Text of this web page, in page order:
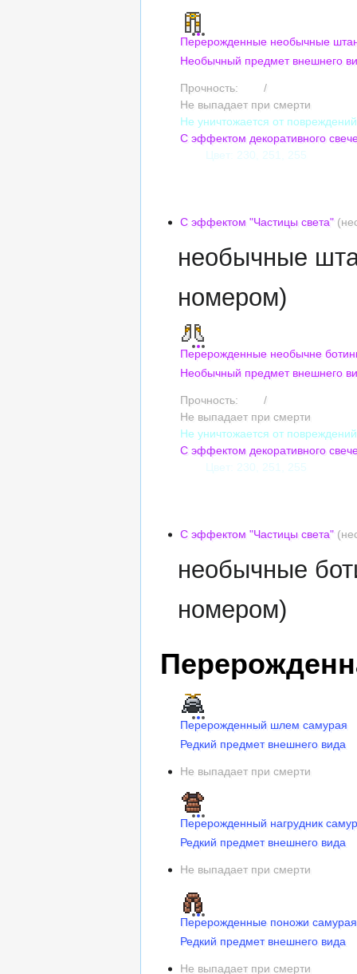
Перерожденные необычные
Необычный предмет внешнего
Прочность: /
Не выпадает при смерти
Не уничтожается от повреждений
С эффектом декоративного
Цвет: 230, 251, 255
С эффектом "Частицы света"
необычные
номером)
Перерожденные необычне
Необычный предмет внешнего
Прочность: /
Не выпадает при смерти
Не уничтожается от повреждений
С эффектом декоративного
Цвет: 230, 251, 255
С эффектом "Частицы света"
необычные
номером)
Перерожденный шлем самурая
Редкий предмет внешнего вида
Не выпадает при смерти
Перерожденный нагрудник
Редкий предмет внешнего вида
Не выпадает при смерти
Перерожденные поножи самурая
Редкий предмет внешнего вида
Не выпадает при смерти